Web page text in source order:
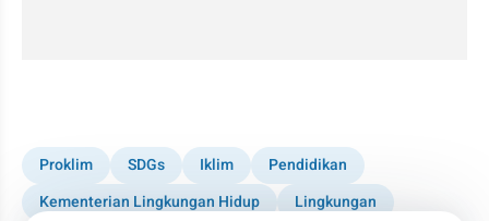
Proklim SDGs Iklim
Pendidikan
Kementerian Lingkungan Hidup
Lingkungan